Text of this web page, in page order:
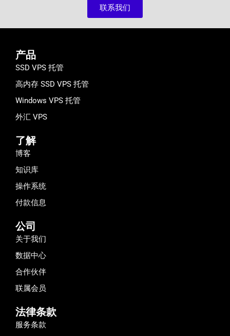
联系我们
产品
SSD VPS 托管
高内存 SSD VPS 托管
Windows VPS 托管
外汇 VPS
了解
博客
知识库
操作系统
付款信息
公司
关于我们
数据中心
合作伙伴
联属会员
法律条款
服务条款